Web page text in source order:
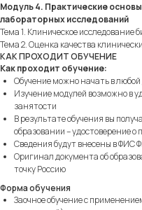
Модуль 4. Практические
лабораторных исследований
Тема 1. Клиническое исследование
Тема 2. Оценка качества
КАК ПРОХОДИТ ОБУЧЕНИЕ
Как проходит обучение:
Обучение можно начать в
Изучение модулей возможно в
занятости
В результате обучения вы
образовании – удостоверение
Сведения будут внесены в ФИС
Оригинал документа об
точку Россию
Форма обучения
Заочное обучение с